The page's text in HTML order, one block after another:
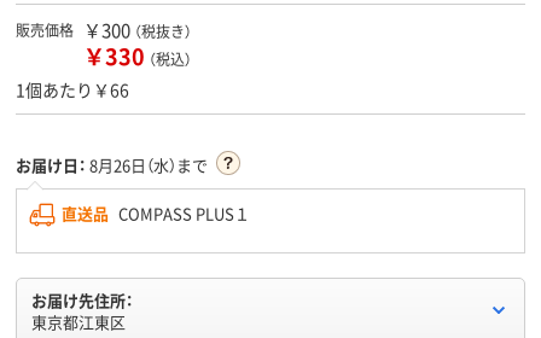
販売価格 ￥300 （税抜き）
￥330 （税込）
1個あたり￥66
お届け日： 8月26日（水）まで
直送品 COMPASS PLUS１
お届け先住所：
東京都江東区